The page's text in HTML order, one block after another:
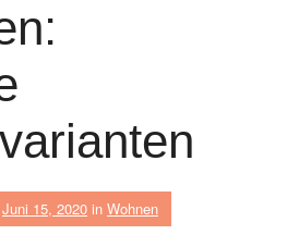
Juni 15, 2020 in Wohnen